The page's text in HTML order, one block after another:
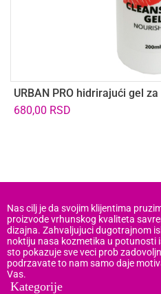
URBAN PRO hidrirajući gel
680,00 RSD
Nas cilj je da svojim klijentima
proizvode vrhunskog kvaliteta
dizajna. Zahvaljujuci dugotrajnom
noktiju nasa kozmetika u potunosti
sto pokazuje sve veci prob
podrzavate to nam samo daje
Vas.
Kategorije